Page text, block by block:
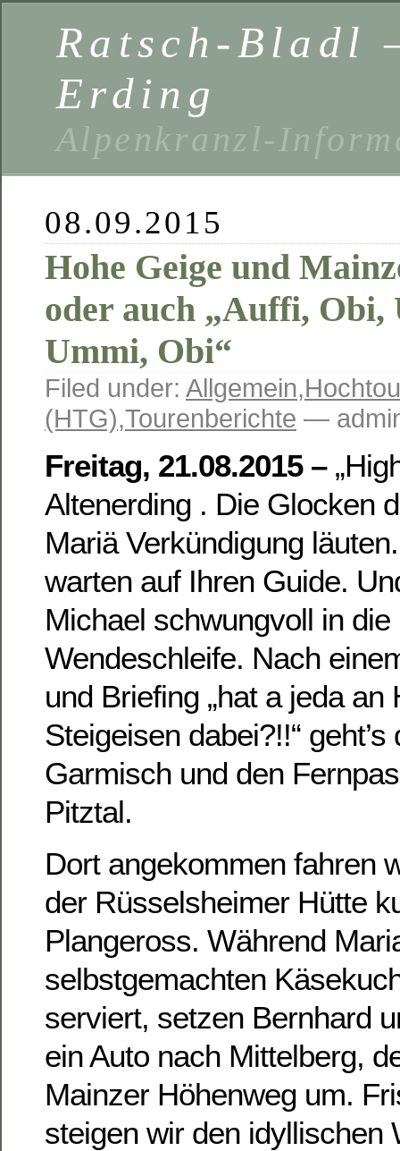
Ratsch-Bladl
Erding
Alpenkranzl-
08.09.2015
Hohe Geige und
oder auch „Auffi,
Ummi, Obi“
Filed under: Allgemein,
(HTG),Tourenberichte —
Freitag, 21.08.2015 –
Altenerding . Die Glocken
Mariä Verkündigung
warten auf Ihren Guide.
Michael schwungvoll in die
Wendeschleife. Nach
und Briefing „hat a jeda an
Steigeisen dabei?!!“
Garmisch und den
Pitztal.
Dort angekommen fahren
der Rüsselsheimer Hütte
Plangeross. Während
selbstgemachten
serviert, setzen Bernhard
ein Auto nach Mittelberg,
Mainzer Höhenweg um.
steigen wir den idyllischen